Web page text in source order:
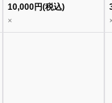
ラゴン(24EX2収録)
《-》{-}
10,000円(税込)
×